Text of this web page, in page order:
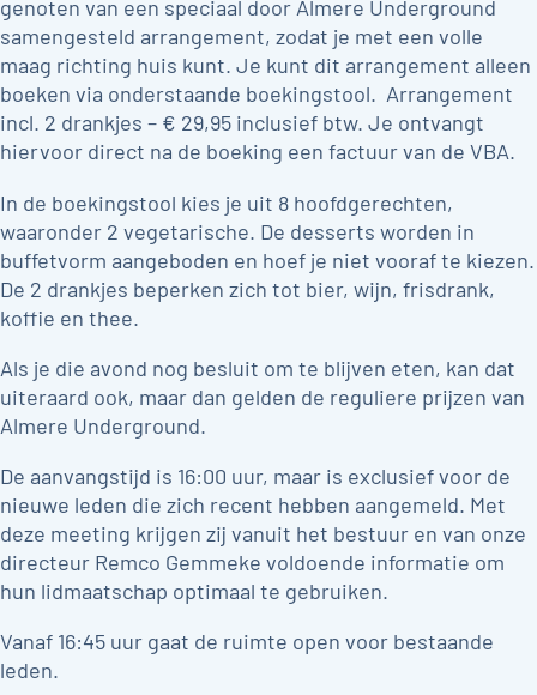
genoten van een speciaal door Almere Underground
samengesteld arrangement, zodat je met een volle
maag richting huis kunt. Je kunt dit arrangement alleen
boeken via onderstaande boekingstool. Arrangement
incl. 2 drankjes – € 29,95 inclusief btw. Je ontvangt
hiervoor direct na de boeking een factuur van de VBA.
In de boekingstool kies je uit 8 hoofdgerechten,
waaronder 2 vegetarische. De desserts worden in
buffetvorm aangeboden en hoef je niet vooraf te kiezen.
De 2 drankjes beperken zich tot bier, wijn, frisdrank,
koffie en thee.
Als je die avond nog besluit om te blijven eten, kan dat
uiteraard ook, maar dan gelden de reguliere prijzen van
Almere Underground.
De aanvangstijd is 16:00 uur, maar is exclusief voor de
nieuwe leden die zich recent hebben aangemeld. Met
deze meeting krijgen zij vanuit het bestuur en van onze
directeur Remco Gemmeke voldoende informatie om
hun lidmaatschap optimaal te gebruiken.
Vanaf 16:45 uur gaat de ruimte open voor bestaande
leden.